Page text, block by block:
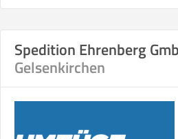
Spedition Ehrenberg
Gelsenkirchen